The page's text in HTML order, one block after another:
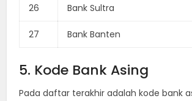
26 Bank Sultra
27 Bank Banten
5. Kode Bank Asing
Pada daftar terakhir adalah kode bank